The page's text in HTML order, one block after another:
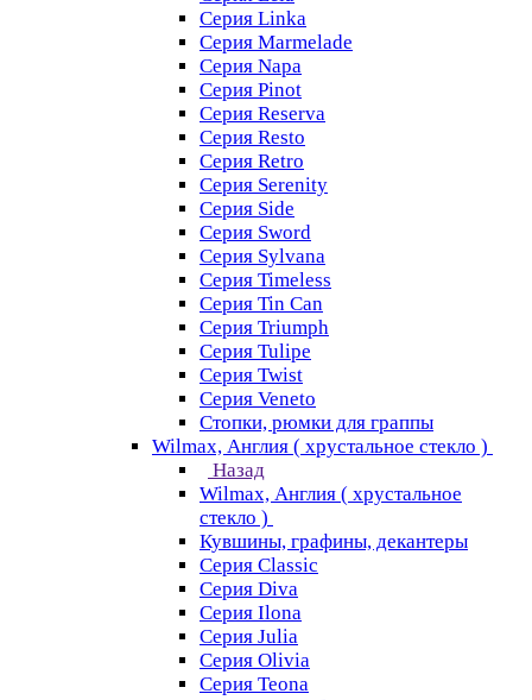
Серия Linka
Серия Marmelade
Серия Napa
Серия Pinot
Серия Reserva
Серия Resto
Серия Retro
Серия Serenity
Серия Side
Серия Sword
Серия Sуlvana
Серия Timeless
Серия Tin Can
Серия Triumph
Серия Tulipe
Серия Twist
Серия Veneto
Стопки, рюмки для граппы
Wilmax, Англия ( хрустальное стекло )
Назад
Wilmax, Англия ( хрустальное
стекло )
Кувшины, графины, декантеры
Серия Classic
Серия Diva
Серия Ilona
Серия Julia
Серия Olivia
Серия Teona